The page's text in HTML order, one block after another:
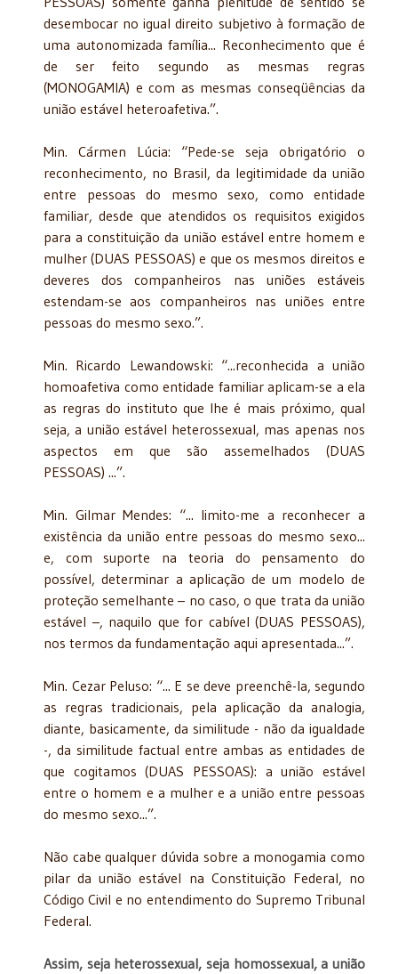
desembocar no igual direito subjetivo à formação de
uma autonomizada família... Reconhecimento que é
de ser feito segundo as mesmas regras
(MONOGAMIA) e com as mesmas conseqüências da
união estável heteroafetiva.”.
Min. Cármen Lúcia: “Pede-se seja obrigatório o
reconhecimento, no Brasil, da legitimidade da união
entre pessoas do mesmo sexo, como entidade
familiar, desde que atendidos os requisitos exigidos
para a constituição da união estável entre homem e
mulher (DUAS PESSOAS) e que os mesmos direitos e
deveres dos companheiros nas uniões estáveis
estendam-se aos companheiros nas uniões entre
pessoas do mesmo sexo.”.
Min. Ricardo Lewandowski: “...reconhecida a união
homoafetiva como entidade familiar aplicam-se a ela
as regras do instituto que lhe é mais próximo, qual
seja, a união estável heterossexual, mas apenas nos
aspectos em que são assemelhados (DUAS
PESSOAS) ...”.
Min. Gilmar Mendes: “... limito-me a reconhecer a
existência da união entre pessoas do mesmo sexo...
e, com suporte na teoria do pensamento do
possível, determinar a aplicação de um modelo de
proteção semelhante – no caso, o que trata da união
estável –, naquilo que for cabível (DUAS PESSOAS),
nos termos da fundamentação aqui apresentada...”.
Min. Cezar Peluso: “... E se deve preenchê-la, segundo
as regras tradicionais, pela aplicação da analogia,
diante, basicamente, da similitude - não da igualdade
-, da similitude factual entre ambas as entidades de
que cogitamos (DUAS PESSOAS): a união estável
entre o homem e a mulher e a união entre pessoas
do mesmo sexo...”.
Não cabe qualquer dúvida sobre a monogamia como
pilar da união estável na Constituição Federal, no
Código Civil e no entendimento do Supremo Tribunal
Federal.
Assim, seja heterossexual, seja homossexual, a união